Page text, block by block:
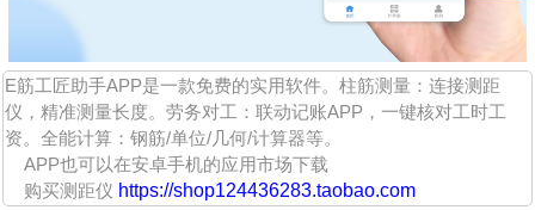
E筋工匠助手APP是一款免费的实用软件。柱筋测量：连接测距
仪，精准测量长度。劳务对工：联动记账APP，一键核对工时工
资。全能计算：钢筋/单位/几何/计算器等。
APP也可以在安卓手机的应用市场下载
购买测距仪 https://shop124436283.taobao.com